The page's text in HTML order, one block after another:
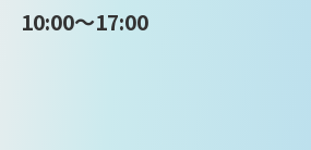
10:00～17:00